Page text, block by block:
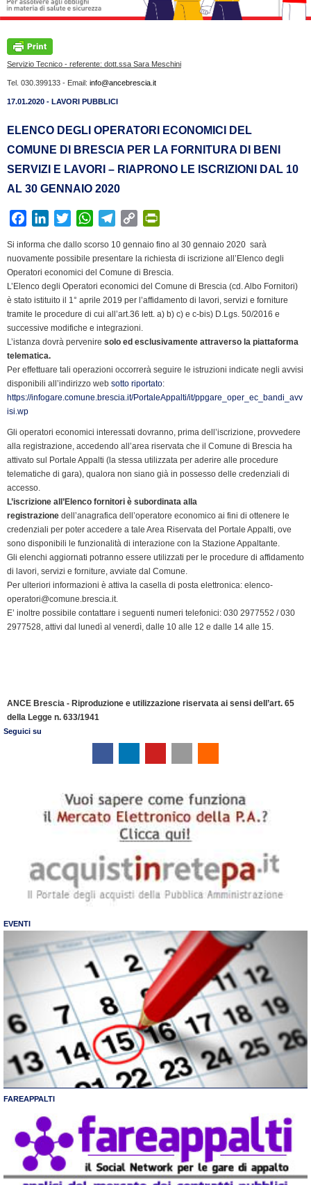
Servizio Tecnico - referente: dott.ssa Sara Meschini
Tel. 030.399133 - Email: info@ancebrescia.it
17.01.2020 - LAVORI PUBBLICI
ELENCO DEGLI OPERATORI ECONOMICI DEL
COMUNE DI BRESCIA PER LA FORNITURA DI BENI
SERVIZI E LAVORI – RIAPRONO LE ISCRIZIONI DAL 10
AL 30 GENNAIO 2020
c
e
b
o
o
k
n
k
e
d
I
n
i
t
t
e
r
W
a
t
s
A
p
p
l
e
g
r
a
m
C
p
y
L
i
n
k
i
n
t
F
r
n
d
l
Si informa che dallo scorso 10 gennaio fino al 30 gennaio 2020 sarà
nuovamente possibile presentare la richiesta di iscrizione all’Elenco degli
Operatori economici del Comune di Brescia.
L’Elenco degli Operatori economici del Comune di Brescia (cd. Albo Fornitori)
è stato istituito il 1° aprile 2019 per l’affidamento di lavori, servizi e forniture
tramite le procedure di cui all’art.36 lett. a) b) c) e c-bis) D.Lgs. 50/2016 e
successive modifiche e integrazioni.
L’istanza dovrà pervenire solo ed esclusivamente attraverso la piattaforma
telematica.
Per effettuare tali operazioni occorrerà seguire le istruzioni indicate negli avvisi
disponibili all’indirizzo web sotto riportato:
https://infogare.comune.brescia.it/PortaleAppalti/it/ppgare_oper_ec_bandi_avv
isi.wp
Gli operatori economici interessati dovranno, prima dell’iscrizione, provvedere
alla registrazione, accedendo all’area riservata che il Comune di Brescia ha
attivato sul Portale Appalti (la stessa utilizzata per aderire alle procedure
telematiche di gara), qualora non siano già in possesso delle credenziali di
accesso.
L’iscrizione all’Elenco fornitori è subordinata alla
registrazione dell’anagrafica dell’operatore economico ai fini di ottenere le
credenziali per poter accedere a tale Area Riservata del Portale Appalti, ove
sono disponibili le funzionalità di interazione con la Stazione Appaltante.
Gli elenchi aggiornati potranno essere utilizzati per le procedure di affidamento
di lavori, servizi e forniture, avviate dal Comune.
Per ulteriori informazioni è attiva la casella di posta elettronica: elenco-
operatori@comune.brescia.it.
E’ inoltre possibile contattare i seguenti numeri telefonici: 030 2977552 / 030
2977528, attivi dal lunedì al venerdì, dalle 10 alle 12 e dalle 14 alle 15.
ANCE Brescia - Riproduzione e utilizzazione riservata ai sensi dell’art. 65
della Legge n. 633/1941
Seguici su
EVENTI
FAREAPPALTI